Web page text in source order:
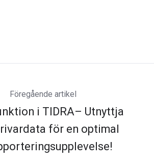
Föregående artikel
i TIDRA– Utnyttja
för en optimal